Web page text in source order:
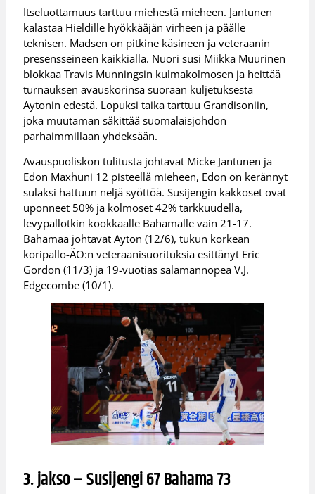
Itseluottamuus tarttuu miehestä mieheen. Jantunen
kalastaa Hieldille hyökkääjän virheen ja päälle
teknisen. Madsen on pitkine käsineen ja veteraanin
presensseineen kaikkialla. Nuori susi Miikka Muurinen
blokkaa Travis Munningsin kulmakolmosen ja heittää
turnauksen avauskorinsa suoraan kuljetuksesta
Aytonin edestä. Lopuksi taika tarttuu Grandisoniin,
joka muutaman säkittää suomalaisjohdon
parhaimmillaan yhdeksään.
Avauspuoliskon tulitusta johtavat Micke Jantunen ja
Edon Maxhuni 12 pisteellä mieheen, Edon on kerännyt
sulaksi hattuun neljä syöttöä. Susijengin kakkoset ovat
uponneet 50% ja kolmoset 42% tarkkuudella,
levypallotkin kookkaalle Bahamalle vain 21-17.
Bahamaa johtavat Ayton (12/6), tukun korkean
koripallo-ÄO:n veteraanisuorituksia esittänyt Eric
Gordon (11/3) ja 19-vuotias salamannopea V.J.
Edgecombe (10/1).
3. jakso – Susijengi 67 Bahama 73